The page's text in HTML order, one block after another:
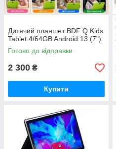
Дитячий планшет BDF Q Kids
Tablet 4/64GB Android 13 (7")
Готово до відправки
2 300 ₴
Купити